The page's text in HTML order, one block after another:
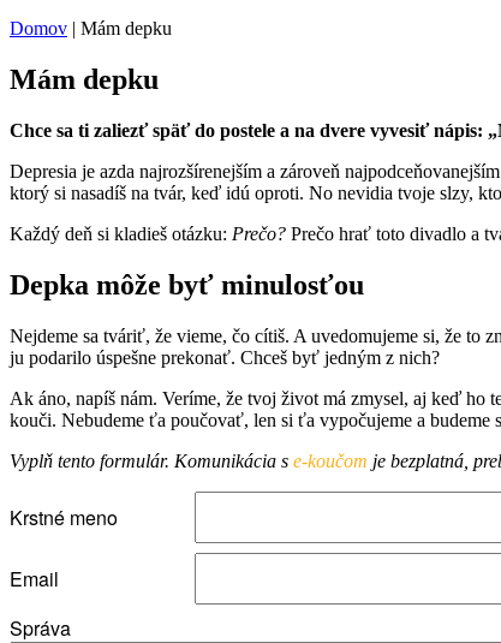
Domov | Mám depku
Mám depku
Chce sa ti zaliezť späť do postele a na dvere vyvesiť
Depresia je azda najrozšírenejším a zároveň
ktorý si nasadíš na tvár, keď idú oproti. No nevidia tvoje slzy,
Každý deň si kladieš otázku: Prečo? Prečo hrať toto divadlo a
Depka môže byť minulosťou
Nejdeme sa tváriť, že vieme, čo cítiš. A uvedomujeme si, že to
ju podarilo úspešne prekonať. Chceš byť jedným z nich?
Ak áno, napíš nám. Veríme, že tvoj život má zmysel, aj keď ho
kouči. Nebudeme ťa poučovať, len si ťa vypočujeme a
Vyplň tento formulár. Komunikácia s e-koučom je bezplatná,
Krstné meno
Email
Správa